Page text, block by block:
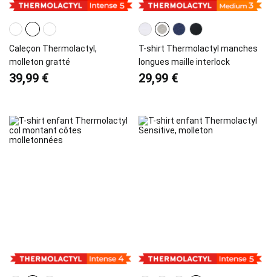
Caleçon Thermolactyl,
molleton gratté
39,99 €
T-shirt Thermolactyl manches
longues maille interlock
29,99 €